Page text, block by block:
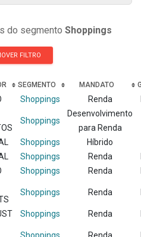
do segmento Shoppings
FILTRO
SEGMENTO MANDATO
Shoppings Renda
Shoppings
Desenvolvimento
para Renda
Shoppings
Híbrido
Shoppings Renda
Shoppings Renda
Shoppings Renda
Shoppings Renda